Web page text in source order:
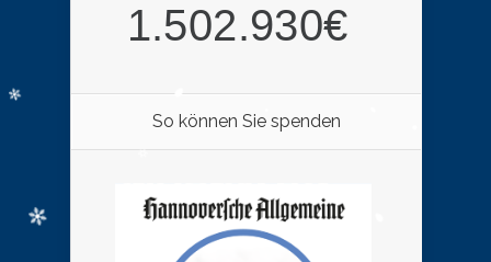
So können Sie spenden